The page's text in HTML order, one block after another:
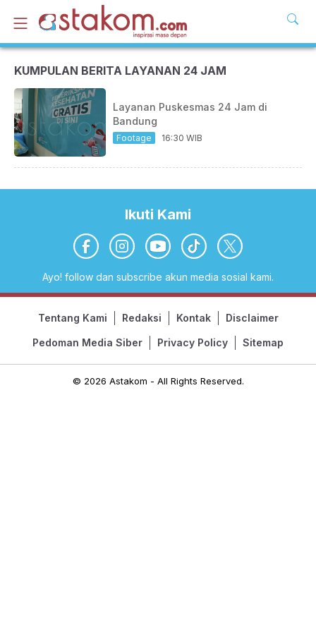
KUMPULAN BERITA LAYANAN 24 JAM
Layanan Puskesmas 24 Jam di
Bandung
Footage 16:30 WIB
Ikuti Kami
Ayo! follow dan subscribe akun media sosial kami.
Tentang Kami Redaksi Kontak Disclaimer
Pedoman Media Siber Privacy Policy Sitemap
© 2026 Astakom - All Rights Reserved.